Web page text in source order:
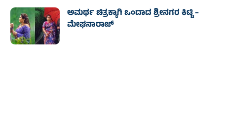
ಅಮರ್ಥ ಚಿತ್ರಕ್ಕಾಗಿ ಒಂದಾದ ಶ್ರೀನಗರ ಕಿಟ್ಟಿ –
ಮೇಘನಾರಾಜ್